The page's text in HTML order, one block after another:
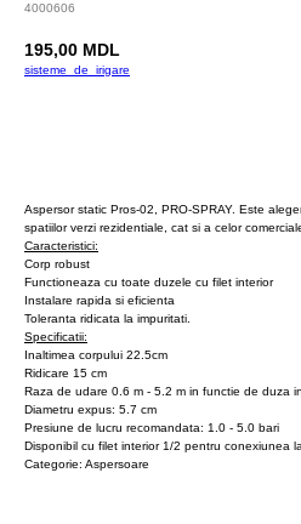
4000606
195,00 MDL
sisteme_de_irigare
Aspersor static Pros-02, PRO-SPRAY. Este
spatiilor verzi rezidentiale, cat si a celor
Caracteristici:
Corp robust
Functioneaza cu toate duzele cu filet interior
Instalare rapida si eficienta
Toleranta ridicata la impuritati.
Specificatii:
Inaltimea corpului 22.5cm
Ridicare 15 cm
Raza de udare 0.6 m - 5.2 m in functie de duza
Diametru expus: 5.7 cm
Presiune de lucru recomandata: 1.0 - 5.0 bari
Disponibil cu filet interior 1/2 pentru conexiunea
Categorie: Aspersoare